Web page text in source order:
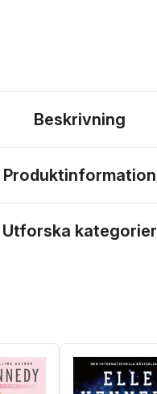
Beskrivning
Produktinformation
Utforska kategorier